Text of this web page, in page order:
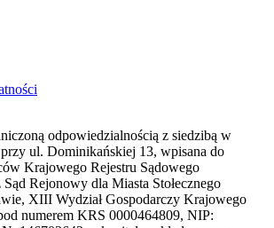
odpowiedzialnością z siedzibą w
ul. Dominikańskiej 13, wpisana do
Krajowego Rejestru Sądowego
Rejonowy dla Miasta Stołecznego
XIII Wydział Gospodarczy Krajowego
numerem KRS 0000464809, NIP: